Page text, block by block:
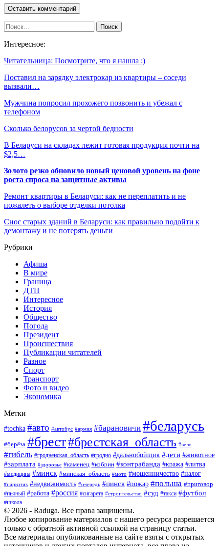
Интересное:
Читательница: Посмотрите, что я нашла :)
Поставил на зарядку электрокар из квартиры – соседи
вызвали…
Мужчина попросил прохожего позвонить и убежал с
телефоном
Сколько белорусов за чертой бедности
В Беларуси на складах лежит готовая продукция почти на
$2,5…
Золото резко обновило новый ценовой уровень на фоне
роста спроса на защитные активы
Ремонт квартиры в Беларуси: как не переплатить и не
пожалеть о выборе отделки потолка
Снос старых зданий в Беларуси: как правильно подойти к
демонтажу и не потерять деньги
Рубрики
Афиша
В мире
Граница
ДТП
Интересное
История
Общество
Погода
Президент
Происшествия
Публикации читателей
Разное
Спорт
Транспорт
Фото и видео
Экономика
Метки
#tochka #авто #автобус #армия #барановичи #беларусь
#берёза #брест#брестская_область #вело
#гибель #гродненская_область #гродно #дальнобойщик #дети #животное
#зарплата #здоровье #каменец #кобрин #контрабанда #кража #литва
#медицина #минск #минская_область #мото #мошенничество #налог
#наркотик #недвижимость #очередь #пинск #пожар #польша #приговор
#пьяный #работа #россия #сигарета #строительство #суд #такси #футбол
#школа
© 2026 - Raduga. Все права защищены.
Любое копирование материалов с нашего ресурса разрешается
только с обратной активной ссылкой на страницу статьи.
Все материалы опубликованные на сайте взяты с открытых